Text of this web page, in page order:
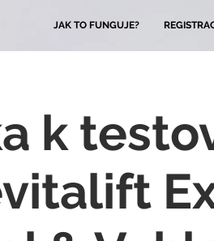
JAK TO FUNGUJE?
k